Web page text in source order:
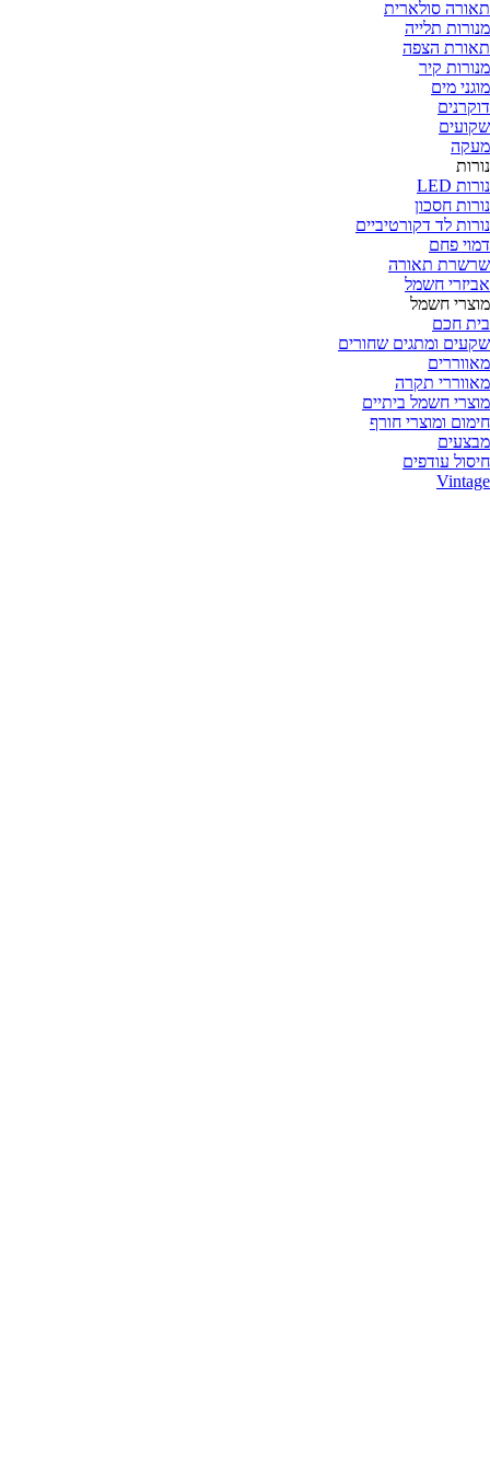
תאורה סולארית
מנורות תלייה
תאורת הצפה
מנורות קיר
מוגני מים
דוקרנים
שקועים
מעקה
נורות
נורות LED
נורות חסכון
נורות לד דקורטיביים
דמוי פחם
שרשרת תאורה
אביזרי חשמל
מוצרי חשמל
בית חכם
שקעים ומתגים שחורים
מאווררים
מאווררי תקרה
מוצרי חשמל ביתיים
חימום ומוצרי חורף
מבצעים
חיסול עודפים
Vintage